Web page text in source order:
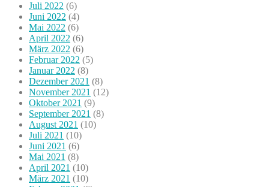
Juli 2022 (6)
Juni 2022 (4)
Mai 2022 (6)
April 2022 (6)
März 2022 (6)
Februar 2022 (5)
Januar 2022 (8)
Dezember 2021 (8)
November 2021 (12)
Oktober 2021 (9)
September 2021 (8)
August 2021 (10)
Juli 2021 (10)
Juni 2021 (6)
Mai 2021 (8)
April 2021 (10)
März 2021 (10)